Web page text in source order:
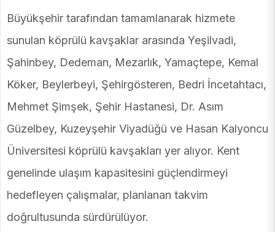
Büyükşehir tarafından tamamlanarak hizmete
sunulan köprülü kavşaklar arasında Yeşilvadi,
Şahinbey, Dedeman, Mezarlık, Yamaçtepe, Kemal
Köker, Beylerbeyi, Şehirgösteren, Bedri İncetahtacı,
Mehmet Şimşek, Şehir Hastanesi, Dr. Asım
Güzelbey, Kuzeyşehir Viyadüğü ve Hasan Kalyoncu
Üniversitesi köprülü kavşakları yer alıyor. Kent
genelinde ulaşım kapasitesini güçlendirmeyi
hedefleyen çalışmalar, planlanan takvim
doğrultusunda sürdürülüyor.